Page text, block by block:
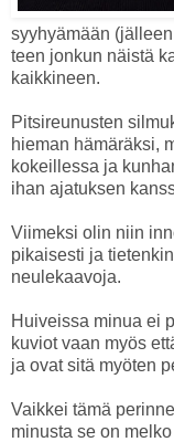
syyhyämään
teen jonkun näistä
kaikkineen.
Pitsireunusten
hieman hämäräksi,
kokeillessa ja
ihan ajatuksen
Viimeksi olin niin
pikaisesti ja
neulekaavoja.
Huiveissa minua ei
kuviot vaan myös
ja ovat sitä myöten
Vaikkei tämä
minusta se on